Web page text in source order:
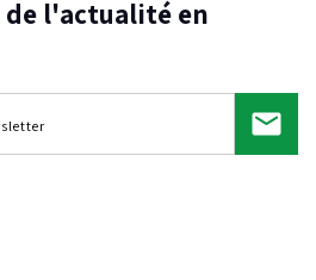
de l'actualité en